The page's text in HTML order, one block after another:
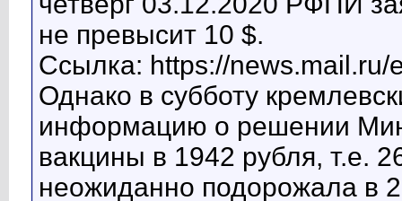
не превысит 10 $.
Ссылка: https://news.mail.ru/
Однако в субботу
информацию о решении
вакцины в 1942 рубля, т.е.
неожиданно подорожала в